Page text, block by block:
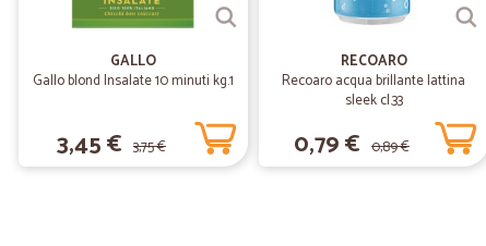
GALLO
Gallo blond Insalate 10 minuti kg.1
3,45 € 3,75 €
RECOARO
Recoaro acqua brillante lattina
sleek cl.33
0,79 € 0,89 €